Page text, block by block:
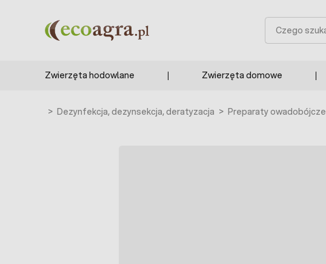
Szukaj
Zwierzęta hodowlane Zwierzęta domowe
> Dezynfekcja, dezynsekcja, deratyzacja > Preparaty owadobójcze